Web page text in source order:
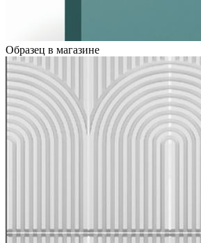
Образец в магазине